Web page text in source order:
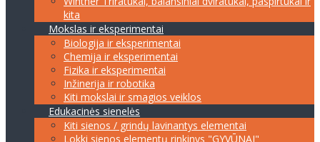
kita
Mokslas ir eksperimentai
Biologija ir eksperimentai
Chemija ir eksperimentai
Fizika ir eksperimentai
Inžinerija ir robotika
Kiti mokslai ir smagios veiklos
Edukacinės sienelės
Kiti sienos / grindų lavinantys elementai
Lokki sienos elementų rinkinys "GYVŪNAI"